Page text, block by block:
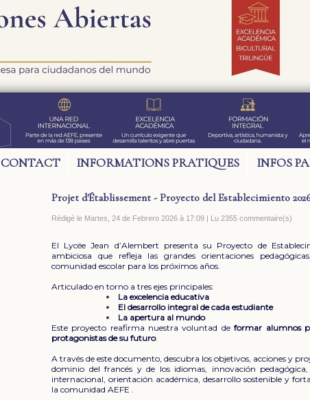
CONTACT INFORMATIONS PRATIQUES INFOS
Projet d'Établissement - Proyecto del Establecimiento
Rédigé le Martes, 24 de Febrero 2026 à 17:09 | Lu 2355 commentaire(s)
El Lycée Jean d’Alembert presenta su Proyecto de
ambiciosa que refleja las grandes orientaciones
comunidad escolar para los próximos años.
Articulado en torno a tres ejes principales:
La excelencia educativa
El desarrollo integral de cada estudiante
La apertura al mundo
Este proyecto reafirma nuestra voluntad deformar alumnos
protagonistas de su futuro.
A través de este documento, descubra los objetivos, acciones y
dominio del francés y de los idiomas, innovación
internacional, orientación académica, desarrollo sostenible y
la comunidad AEFE .